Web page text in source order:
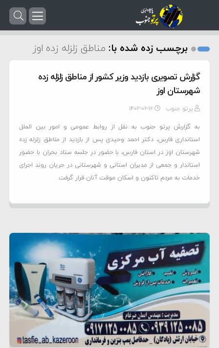
برچسب زده شده با: مناطق زلزله زده اوز
گزارش تصویری بازدید وزیر کشور از مناطق زلزله زده
شهرستان اوز
پرتو جنوب ۱۴۰۲-۰۶-۱۶
به گزارش پرتو جنوب به نقل از روابط عمومی و امور بین الملل
استانداری فارس، دکتر احمد وحیدی پس از بازدید از مناطق زلزله زده
شهرستان اوز در استان فارس، با حضور در جلسه ستاد بحران با حضور
استاندار و جمعی از مدیران استانی و شهرستانی در جریان روند اجرای
خدمات به مردم تاکنون و اسکان موقت آنان قرار گرفت.